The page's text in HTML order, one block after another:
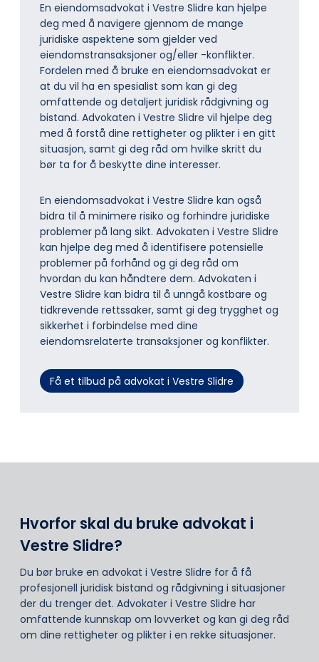
En eiendomsadvokat i Vestre Slidre kan hjelpe
deg med å navigere gjennom de mange
juridiske aspektene som gjelder ved
eiendomstransaksjoner og/eller -konflikter.
Fordelen med å bruke en eiendomsadvokat er
at du vil ha en spesialist som kan gi deg
omfattende og detaljert juridisk rådgivning og
bistand. Advokaten i Vestre Slidre vil hjelpe deg
med å forstå dine rettigheter og plikter i en gitt
situasjon, samt gi deg råd om hvilke skritt du
bør ta for å beskytte dine interesser.
En eiendomsadvokat i Vestre Slidre kan også
bidra til å minimere risiko og forhindre juridiske
problemer på lang sikt. Advokaten i Vestre Slidre
kan hjelpe deg med å identifisere potensielle
problemer på forhånd og gi deg råd om
hvordan du kan håndtere dem. Advokaten i
Vestre Slidre kan bidra til å unngå kostbare og
tidkrevende rettssaker, samt gi deg trygghet og
sikkerhet i forbindelse med dine
eiendomsrelaterte transaksjoner og konflikter.
Få et tilbud på advokat i Vestre Slidre
Hvorfor skal du bruke advokat i
Vestre Slidre?
Du bør bruke en advokat i Vestre Slidre for å få
profesjonell juridisk bistand og rådgivning i situasjoner
der du trenger det. Advokater i Vestre Slidre har
omfattende kunnskap om lovverket og kan gi deg råd
om dine rettigheter og plikter i en rekke situasjoner.